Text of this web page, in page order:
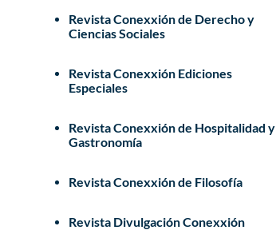
Revista Conexxión de Derecho y
Ciencias Sociales
Revista Conexxión Ediciones
Especiales
Revista Conexxión de Hospitalidad y
Gastronomía
Revista Conexxión de Filosofía
Revista Divulgación Conexxión